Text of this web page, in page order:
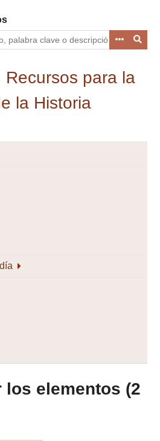
los elementos (2